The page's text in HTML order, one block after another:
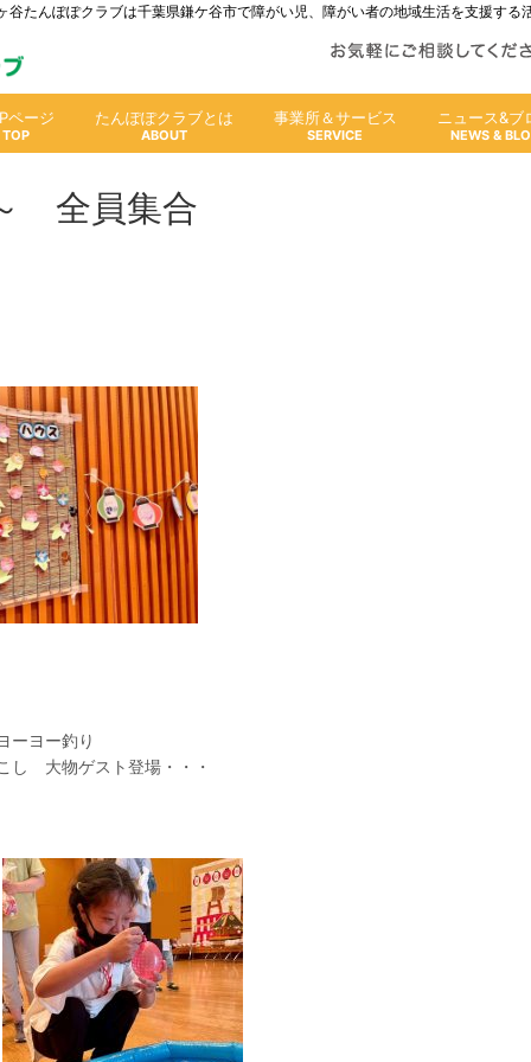
たんぽぽクラブは千葉県鎌ケ谷市で障がい児、障がい者の地域生活を支援する
ページ たんぽぽクラブとは 事業所＆サービス ニュース&ブ
全員集合
ーヨー釣り
スト登場・・・